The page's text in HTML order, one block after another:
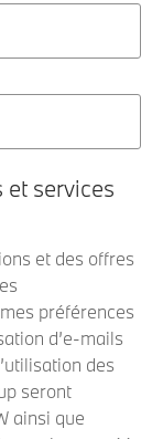
services
et des offres
préférences
d’e-mails
des
seront
ainsi que